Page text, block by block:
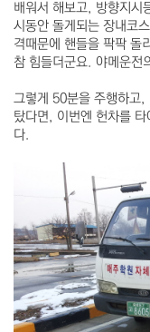
배워서 해보고, 방향지시
시동안 돌게되는 장내코
격때문에 핸들을 팍팍 돌
참 힘들더군요. 야메운전
그렇게 50분을 주행하고
탔다면, 이번엔 헌차를
다.